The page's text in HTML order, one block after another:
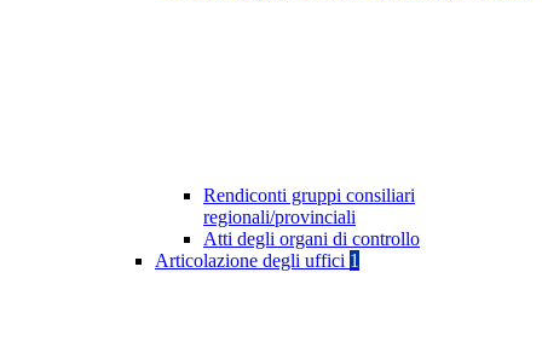
Rendiconti gruppi consiliari
regionali/provinciali
Atti degli organi di controllo
Articolazione degli uffici 1